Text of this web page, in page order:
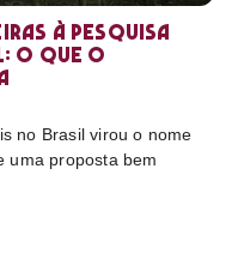
à pesquisa
o que o
no Brasil virou o nome
proposta bem